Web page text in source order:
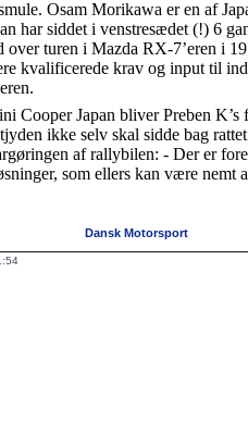
Osam Morikawa er en af
har siddet i venstresædet (!) 6
over turen i Mazda RX-7’eren i
kvalificerede krav og input til
Cooper Japan bliver Preben K’s
ikke selv skal sidde bag
af rallybilen: - Der er
som ellers kan være nemt
Dansk Motorsport